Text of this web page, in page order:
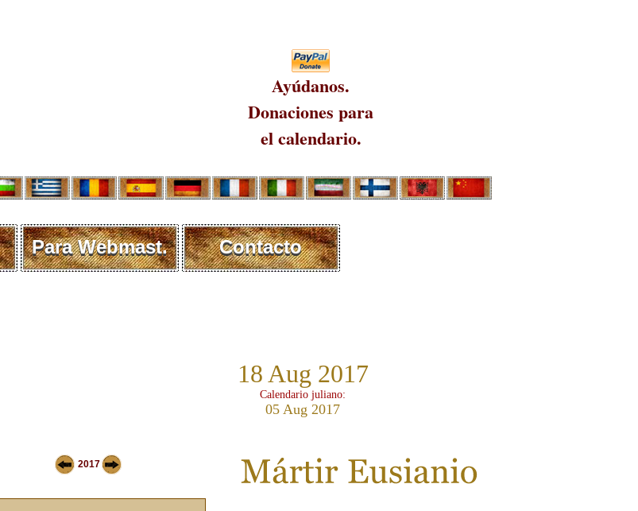
Ayúdanos.
Donaciones para
el calendario.
Para Webmast. Contacto
18 Aug 2017
Calendario juliano:
05 Aug 2017
2017